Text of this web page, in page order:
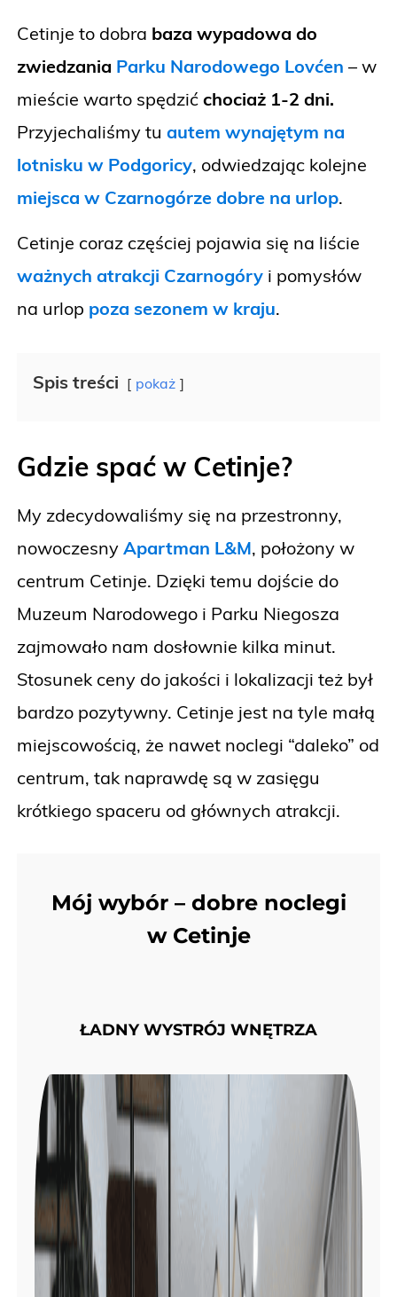
Cetinje to dobra baza wypadowa do
zwiedzania Parku Narodowego Lovćen – w
mieście warto spędzić chociaż 1-2 dni.
Przyjechaliśmy tu autem wynajętym na
lotnisku w Podgoricy, odwiedzając kolejne
miejsca w Czarnogórze dobre na urlop.
Cetinje coraz częściej pojawia się na liście
ważnych atrakcji Czarnogóry i pomysłów
na urlop poza sezonem w kraju.
Spis treści pokaż
Gdzie spać w Cetinje?
My zdecydowaliśmy się na przestronny,
nowoczesny Apartman L&M, położony w
centrum Cetinje. Dzięki temu dojście do
Muzeum Narodowego i Parku Niegosza
zajmowało nam dosłownie kilka minut.
Stosunek ceny do jakości i lokalizacji też był
bardzo pozytywny. Cetinje jest na tyle małą
miejscowością, że nawet noclegi “daleko” od
centrum, tak naprawdę są w zasięgu
krótkiego spaceru od głównych atrakcji.
Mój wybór – dobre noclegi
w Cetinje
ŁADNY WYSTRÓJ WNĘTRZA